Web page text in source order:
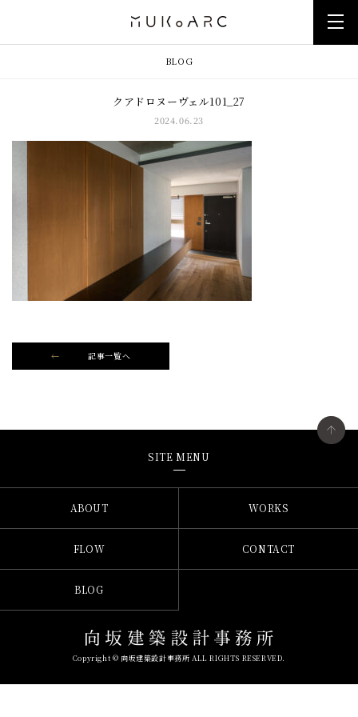
BLOG
クアドロヌーヴェル101_27
2024.06.23
記事一覧へ
SITE MENU
ABOUT WORKS
FLOW CONTACT
BLOG
Copyright © 向坂建築設計事務所 ALL RIGHTS RESERVED.